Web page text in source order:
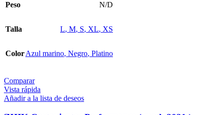
Las
opciones
pueden
de
Peso N/D
Talla L, M, S, XL, XS
ColorAzul marino, Negro, Platino
Comparar
Vista rápida
Añadir a la lista de deseos